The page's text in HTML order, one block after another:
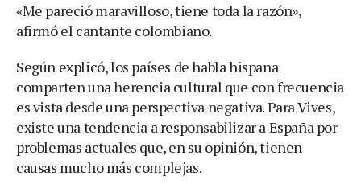
«Me pareció maravilloso, tiene toda la razón»,
afirmó el cantante colombiano.
Según explicó, los países de habla hispana
comparten una herencia cultural que con frecuencia
es vista desde una perspectiva negativa. Para Vives,
existe una tendencia a responsabilizar a España por
problemas actuales que, en su opinión, tienen
causas mucho más complejas.